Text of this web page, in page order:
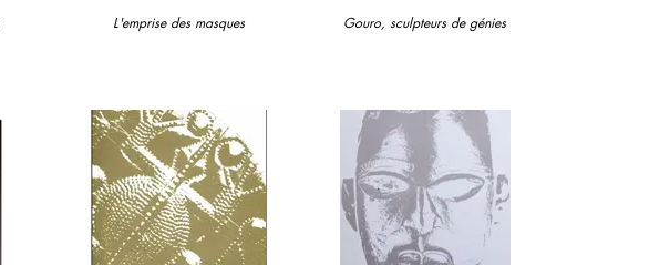
L'emprise des masques Gouro, sculpteurs de génies